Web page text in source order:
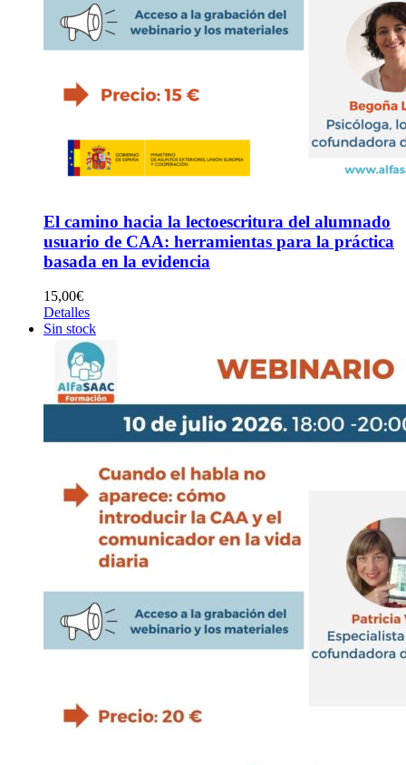
El camino hacia la lectoescritura del alumnado
usuario de CAA: herramientas para la práctica
basada en la evidencia
15,00€
Detalles
Sin stock